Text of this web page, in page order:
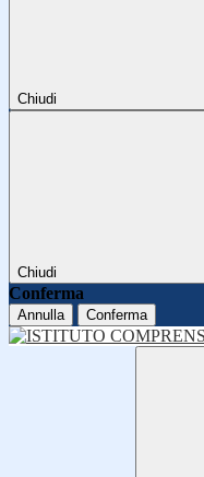
Chiudi
Chiudi
Conferma
Annulla Conferma